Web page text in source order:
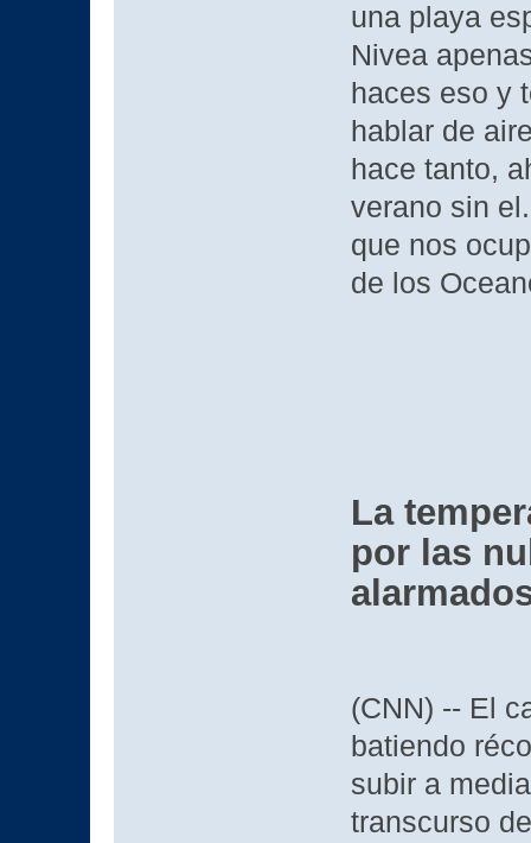
una playa
Nivea
haces eso y
hablar de
hace tanto,
verano sin
que nos
de los
La
por las
(CNN) -- El
batiendo
subir a
transcurso